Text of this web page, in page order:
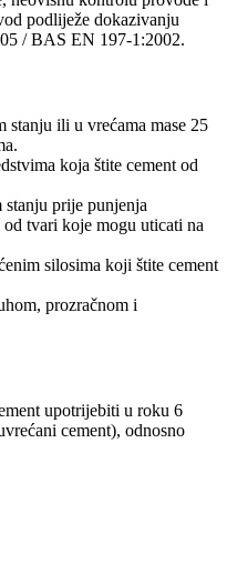
podliježe dokazivanju
/ BAS EN 197-1:2002.
stanju ili u vrećama mase 25
koja štite cement od
stanju prije punjenja
tvari koje mogu uticati na
silosima koji štite cement
prozračnom i
upotrijebiti u roku 6
cement), odnosno